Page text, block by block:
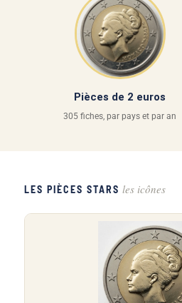
Pièces de 2 euros
305 fiches, par pays et par an
LES PIÈCES STARS les icônes